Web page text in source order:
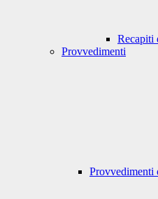
Recapiti
Provvedimenti
Provvedimenti